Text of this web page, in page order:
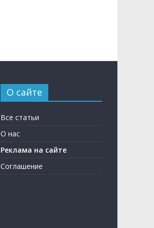
О сайте
Все статьи
О нас
Реклама на сайте
Соглашение